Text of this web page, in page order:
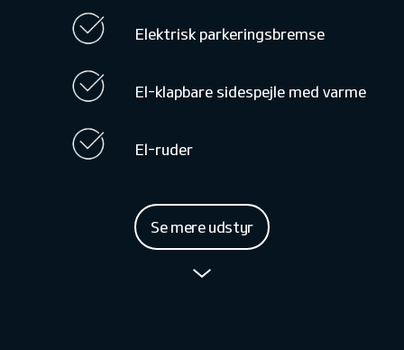
Elektrisk parkeringsbremse
El-klapbare sidespejle med varme
El-ruder
Se mere udstyr